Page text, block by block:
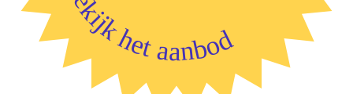
Bekijk het aanbod